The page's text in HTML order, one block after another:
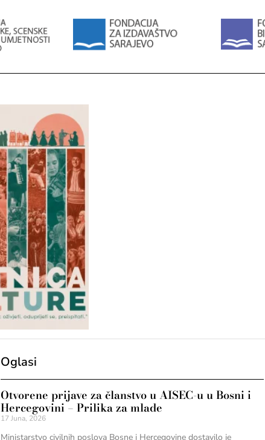
Oglasi
Otvorene prijave za članstvo u AISEC-u u Bosni i
Hercegovini – Prilika za mlade
17 Juna, 2026
Ministarstvo civilnih poslova Bosne i Hercegovine dostavilo je